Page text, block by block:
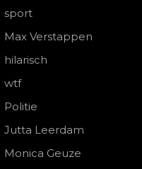
sport
Max Verstappen
hilarisch
wtf
Politie
Jutta Leerdam
Monica Geuze